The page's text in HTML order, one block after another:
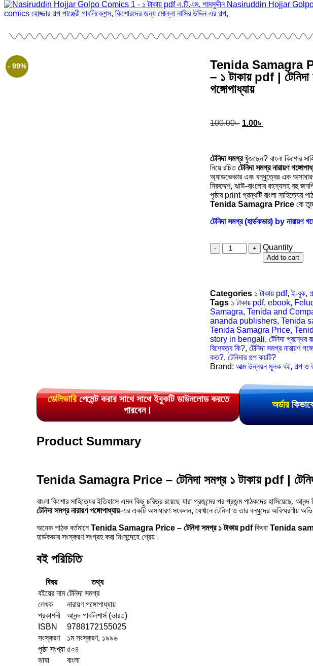
- 99%
Tenida Samagra
– ১ টাকায় pdf | টেনিদা
গঙ্গোপাধ্যায়
100.00৳ 1.00৳
টেনিদা সমগ্রখুঁজছেন? বাংলা কিশোর
নিয়ে রচিতটেনিদা সমগ্র নারায়ণ
অ্যাডভেঞ্চার এবং বন্ধুত্বের এক
নিরুদ্দেশ, ঝাউ-বাংলোর রহস্যসহ বহু
পৃষ্ঠার print গ্রন্থটি বাংলা
Tenida Samagra Price কে
টেনিদা সমগ্র (হার্ডকভার) by নারায়ণ
Quantity
Add to cart
Categories ১ টাকায় pdf,ই-বুক,
Tags ১ টাকায় pdf, ebook,
Samagra, Tenida and
ananda publishers, Tenida
Tenida Samagra Price,
story in bengali, টেনিদা গ্রন্থের
বিশেষত্ব কি?, টেনিদা সমগ্র নারায়ণ
কত?, টেনিদার গল্প কয়টি?
Brand: আত্ম উন্নয়ন মূলক বই, গল্প ও
ডেলিভারি পেমেন্ট করার সাথে সাথে ইবুকটি ডাউনলোড করতে
পারবেন।
অর্ডার
Product Summary
Tenida Samagra Price – টেনিদা সমগ্র ১ টাকায় pdf | টেনিদা
বাংলা কিশোর সাহিত্যের ইতিহাসে এমন কিছু চরিত্র রয়েছে যারা প্রজন্মের পর প্রজন্ম পাঠকদের হাসিয়েছে,
টেনিদা সমগ্র নারায়ণ গঙ্গোপাধ্যায়-এর একটি অসাধারণ সংকলন, যেখানে টেনিদা ও তার বন্ধুদের অবিস্মরণীয়
অনেক পাঠক বর্তমানেTenida Samagra Price – টেনিদা সমগ্র ১ টাকায় pdfকিংবা Tenida
হার্ডকভার সংস্করণ সংগ্রহ করা নিঃসন্দেহে শ্রেয়।
বই পরিচিতি
বিষয়
তথ্য
বইয়ের নাম টেনিদা সমগ্র
লেখক
নারায়ণ গঙ্গোপাধ্যায়
প্রকাশনী
আনন্দ পাবলিশার্স (ভারত)
ISBN
9788172155025
সংস্করণ
১ম সংস্করণ, ১৯৯৬
পৃষ্ঠা সংখ্যা ৫০৪
ভাষা
বাংলা